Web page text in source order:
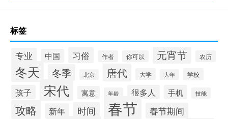
标签
专业 中国 习俗 作者 你可以 元宵节 农历
冬天 冬季 北京 唐代 大学 大年 学校
孩子 宋代 寓意 年龄 很多人 手机 技能
攻略 新年 时间 春节 春节期间